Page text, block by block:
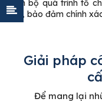
toàn bộ quá trình tổ
cáo, bảo đảm chính
Giải pháp
Để mang lại